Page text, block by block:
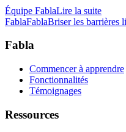
Équipe FablaLire la suite
FablaFablaBriser les barrières
Fabla
Commencer à apprendre
Fonctionnalités
Témoignages
Ressources